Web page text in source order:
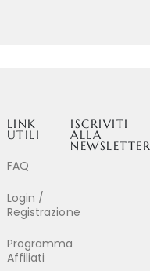
LINK
UTILI
FAQ
Login /
Registrazione
Programma
Affiliati
ISCRIVITI
ALLA